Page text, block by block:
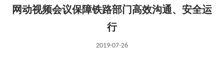
网动视频会议保障铁路部门高效沟通、安全运
行
2019-07-26